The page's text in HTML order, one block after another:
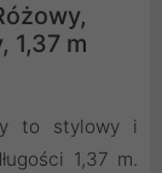
1,37 m
to stylowy i
1,37 m.